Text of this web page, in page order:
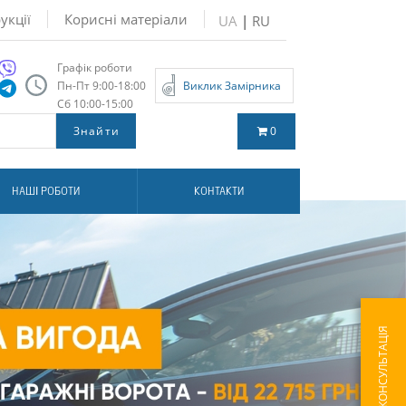
Корисні матеріали UA | RU
Графік роботи
Пн-Пт 9:00-18:00
Сб 10:00-15:00
Виклик Замірника
0
НАШІ РОБОТИ КОНТАКТИ